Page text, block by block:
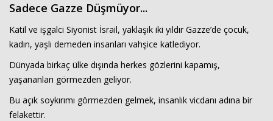
Sadece Gazze Düşmüyor...
Katil ve işgalci Siyonist İsrail, yaklaşık iki yıldır Gazze’de çocuk,
kadın, yaşlı demeden insanları vahşice katlediyor.
Dünyada birkaç ülke dışında herkes gözlerini kapamış,
yaşananları görmezden geliyor.
Bu açık soykırımı görmezden gelmek, insanlık vicdanı adına bir
felakettir.
İLETİŞİM